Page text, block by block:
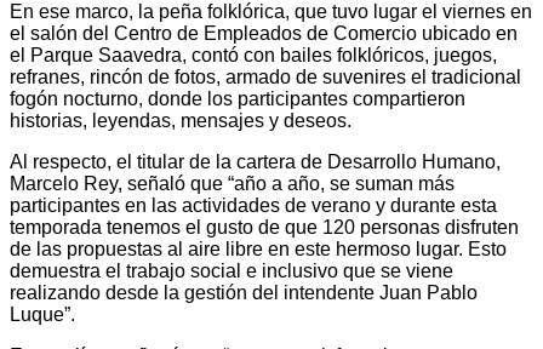
En ese marco, la peña folklórica, que tuvo lugar el viernes en
el salón del Centro de Empleados de Comercio ubicado en
el Parque Saavedra, contó con bailes folklóricos, juegos,
refranes, rincón de fotos, armado de suvenires el tradicional
fogón nocturno, donde los participantes compartieron
historias, leyendas, mensajes y deseos.
Al respecto, el titular de la cartera de Desarrollo Humano,
Marcelo Rey, señaló que “año a año, se suman más
participantes en las actividades de verano y durante esta
temporada tenemos el gusto de que 120 personas disfruten
de las propuestas al aire libre en este hermoso lugar. Esto
demuestra el trabajo social e inclusivo que se viene
realizando desde la gestión del intendente Juan Pablo
Luque”.